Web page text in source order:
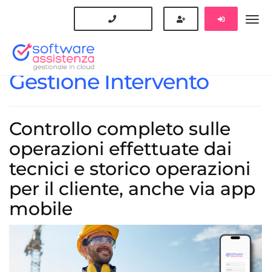
Gestione Intervento
Controllo completo sulle
operazioni effettuate dai
tecnici e storico operazioni
per il cliente, anche via app
mobile